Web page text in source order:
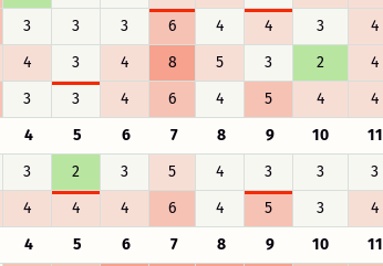
3 3 3 6 4 4 3 4
4 3 4 8 5 3 2 4
3 3 4 6 4 5 4 4
4 5 6 7 8 9 10 11
3 2 3 5 4 3 3 3
4 4 4 6 4 5 3 4
4 5 6 7 8 9 10 11